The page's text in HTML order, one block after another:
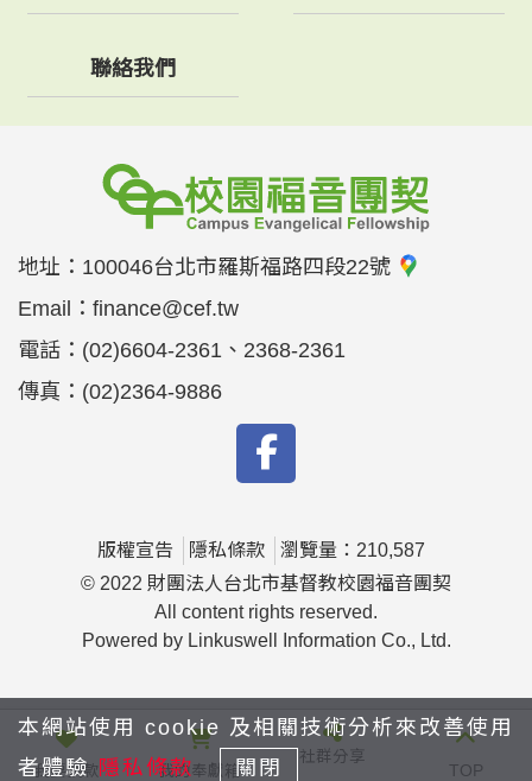
聯絡我們
地址： 100046台北市羅斯福路四段22號
Email： finance@cef.tw
電話： (02)6604-2361、2368-2361
傳真： (02)2364-9886
版權宣告 隱私條款
瀏覽量：210,587
© 2022 財團法人台北市基督教校園福音團契
All content rights reserved.
Powered by Linkuswell Information Co., Ltd.
我要捐款 我的奉獻箱
社群分享
TOP
本網站使用 cookie 及相關技術分析來改善使用
者體驗 隱私條款 關閉